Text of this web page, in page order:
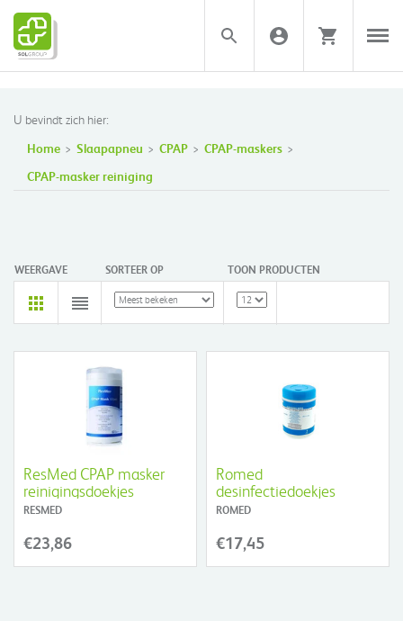
U bevindt zich hier:
Home Slaapapneu CPAP
CPAP-maskers
CPAP-masker reiniging
WEERGAVE SORTEER OP TOON PRODUCTEN
ResMed CPAP masker
reinigingsdoekjes
RESMED
€23,86
Romed
desinfectiedoekjes
ROMED
€17,45